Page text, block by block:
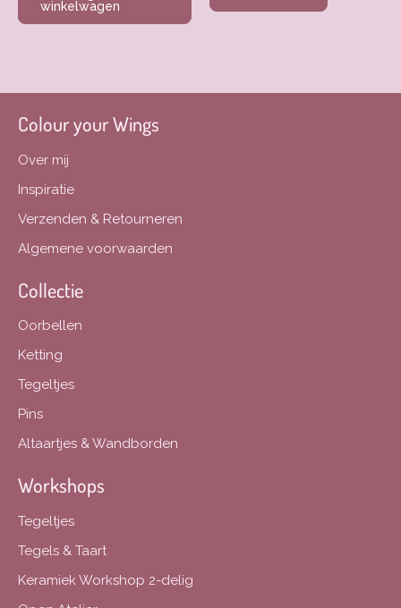
winkelwagen
Colour your Wings
Over mij
Inspiratie
Verzenden & Retourneren
Algemene voorwaarden
Collectie
Oorbellen
Ketting
Tegeltjes
Pins
Altaartjes & Wandborden
Workshops
Tegeltjes
Tegels & Taart
Keramiek Workshop 2-delig